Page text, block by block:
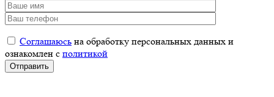
Соглашаюсь на обработку персональных данных и
ознакомлен с политикой